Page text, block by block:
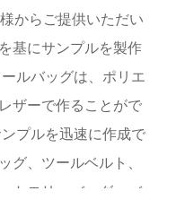
からご提供いただい
基にサンプルを製作
ルバッグは、ポリエ
ザーで作ることがで
プルを迅速に作成で
グ、ツールベルト、
トロリーバッグ、バ